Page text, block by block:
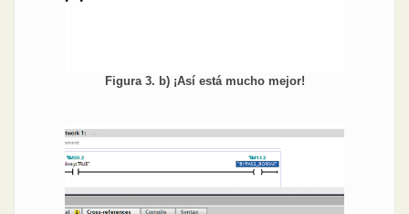
Figura 3. b) ¡Así está mucho mejor!